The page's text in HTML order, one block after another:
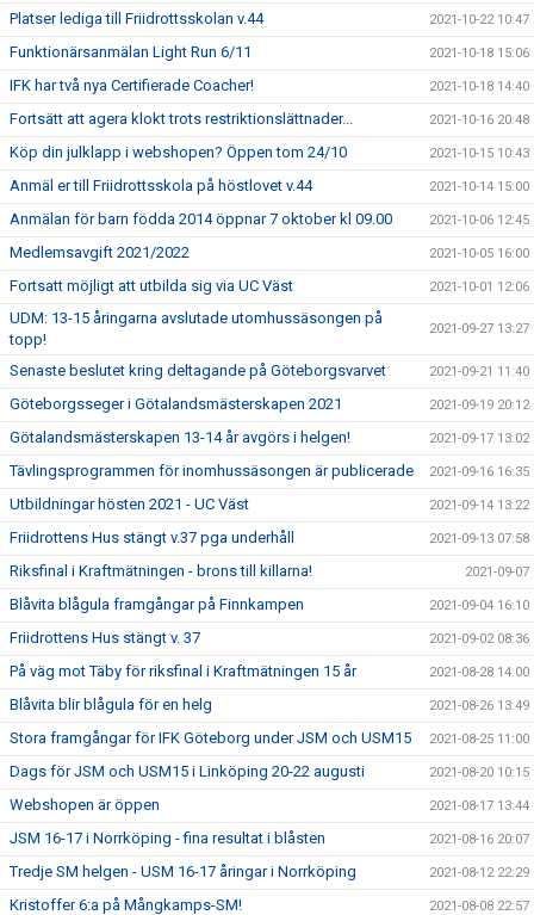
Platser lediga till Friidrottsskolan v.44 2021-10-22 10:47
Funktionärsanmälan Light Run 6/11 2021-10-18 15:06
IFK har två nya Certifierade Coacher! 2021-10-18 14:40
Fortsätt att agera klokt trots restriktionslättnader... 2021-10-16 20:48
Köp din julklapp i webshopen? Öppen tom 24/10 2021-10-15 10:43
Anmäl er till Friidrottsskola på höstlovet v.44 2021-10-14 15:00
Anmälan för barn födda 2014 öppnar 7 oktober kl 09.00 2021-10-06 12:45
Medlemsavgift 2021/2022 2021-10-05 16:00
Fortsatt möjligt att utbilda sig via UC Väst 2021-10-01 12:06
UDM: 13-15 åringarna avslutade utomhussäsongen på
topp!
2021-09-27 13:27
Senaste beslutet kring deltagande på Göteborgsvarvet 2021-09-21 11:40
Göteborgsseger i Götalandsmästerskapen 2021 2021-09-19 20:12
Götalandsmästerskapen 13-14 år avgörs i helgen! 2021-09-17 13:02
Tävlingsprogrammen för inomhussäsongen är publicerade 2021-09-16 16:35
Utbildningar hösten 2021 - UC Väst 2021-09-14 13:22
Friidrottens Hus stängt v.37 pga underhåll 2021-09-13 07:58
Riksfinal i Kraftmätningen - brons till killarna! 2021-09-07
Blåvita blågula framgångar på Finnkampen 2021-09-04 16:10
Friidrottens Hus stängt v. 37 2021-09-02 08:36
På väg mot Täby för riksfinal i Kraftmätningen 15 år 2021-08-28 14:00
Blåvita blir blågula för en helg 2021-08-26 13:49
Stora framgångar för IFK Göteborg under JSM och USM15 2021-08-25 11:00
Dags för JSM och USM15 i Linköping 20-22 augusti 2021-08-20 10:15
Webshopen är öppen 2021-08-17 13:44
JSM 16-17 i Norrköping - fina resultat i blåsten 2021-08-16 20:07
Tredje SM helgen - USM 16-17 åringar i Norrköping 2021-08-12 22:29
Kristoffer 6:a på Mångkamps-SM! 2021-08-08 22:57